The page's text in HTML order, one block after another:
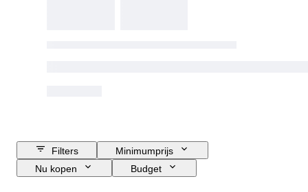
Filters
Minimumprijs
Nu kopen
Budget